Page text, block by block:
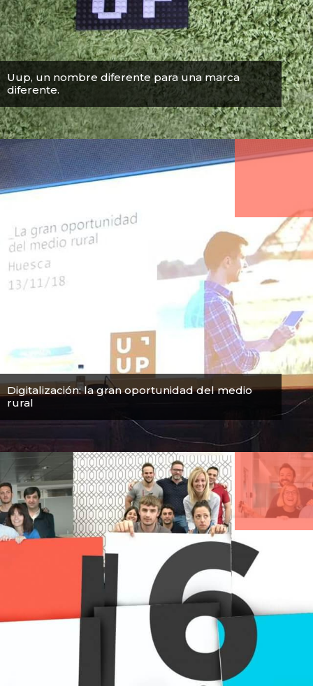
Uup, un nombre diferente para una marca
diferente.
Digitalización: la gran oportunidad del medio
rural